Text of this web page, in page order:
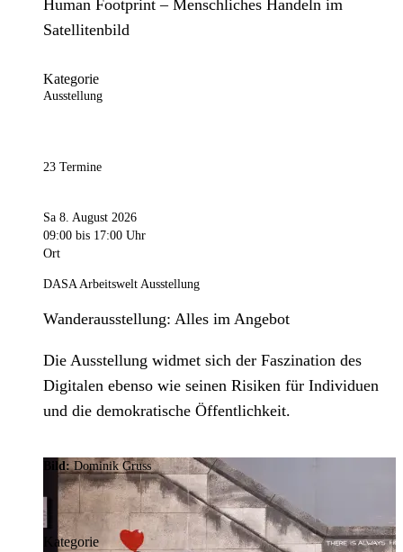
Human Footprint – Menschliches Handeln im
Satellitenbild
Kategorie
Ausstellung
23 Termine
Sa 8. August 2026
09:00 bis 17:00 Uhr
Ort
DASA Arbeitswelt Ausstellung
Wanderausstellung: Alles im Angebot
Die Ausstellung widmet sich der Faszination des
Digitalen ebenso wie seinen Risiken für Individuen
und die demokratische Öffentlichkeit.
Bild:Dominik Gruss
Kategorie